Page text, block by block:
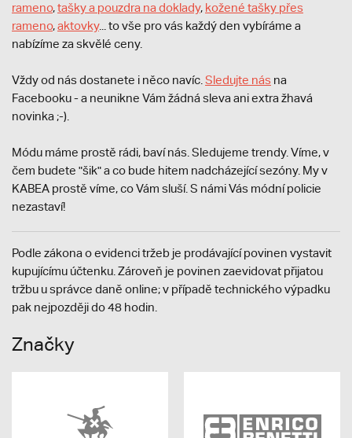
rameno,tašky a pouzdra na doklady, kožené tašky přes
rameno,aktovky... to vše pro vás každý den vybíráme a
nabízíme za skvělé ceny.
Vždy od nás dostanete i něco navíc. Sledujte nás na
Facebooku - a neunikne Vám žádná sleva ani extra žhavá
novinka ;-).
Módu máme prostě rádi, baví nás. Sledujeme trendy. Víme, v
čem budete "šik" a co bude hitem nadcházející sezóny. My v
KABEA prostě víme, co Vám sluší. S námi Vás módní policie
nezastaví!
Podle zákona o evidenci tržeb je prodávající povinen vystavit
kupujícímu účtenku. Zároveň je povinen zaevidovat přijatou
tržbu u správce daně online; v případě technického výpadku
pak nejpozději do 48 hodin.
Značky